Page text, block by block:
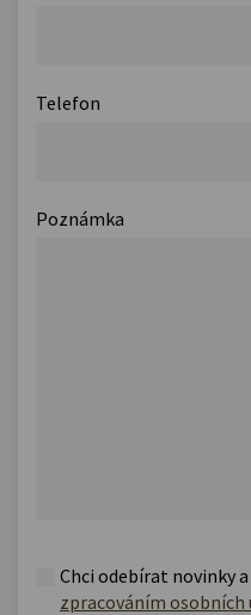
Telefon
Poznámka
Chci odebírat novinky
zpracováním osobních